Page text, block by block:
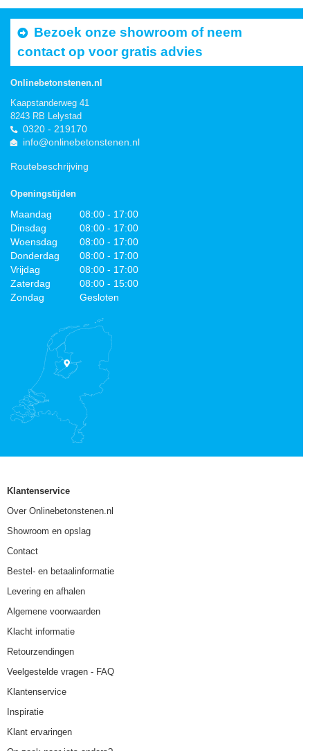
Bezoek onze showroom of neem
contact op voor gratis advies
Onlinebetonstenen.nl
Kaapstanderweg 41
8243 RB Lelystad
0320 - 219170
info@onlinebetonstenen.nl
Routebeschrijving
Openingstijden
Maandag
08:00 - 17:00
Dinsdag
08:00 - 17:00
Woensdag
08:00 - 17:00
Donderdag
08:00 - 17:00
Vrijdag
08:00 - 17:00
Zaterdag
08:00 - 15:00
Zondag
Gesloten
Klantenservice
Over Onlinebetonstenen.nl
Showroom en opslag
Contact
Bestel- en betaalinformatie
Levering en afhalen
Algemene voorwaarden
Klacht informatie
Retourzendingen
Veelgestelde vragen - FAQ
Klantenservice
Inspiratie
Klant ervaringen